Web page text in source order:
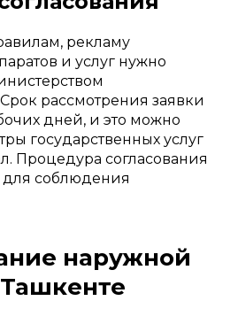
рекламу
и услуг нужно
рассмотрения заявки
дней, и это можно
государственных услуг
Процедура согласования
для соблюдения
наружной